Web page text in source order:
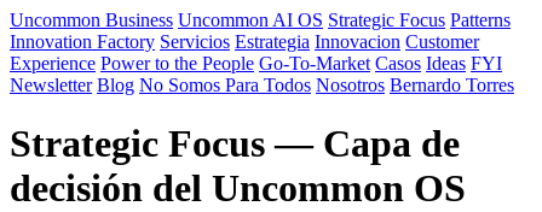
Uncommon Business Uncommon AI OS Strategic Focus Patterns
Innovation Factory Servicios Estrategia Innovacion Customer
Experience Power to the People Go-To-Market Casos Ideas FYI
Newsletter Blog No Somos Para Todos Nosotros Bernardo Torres
Strategic Focus — Capa de
decisión del Uncommon OS